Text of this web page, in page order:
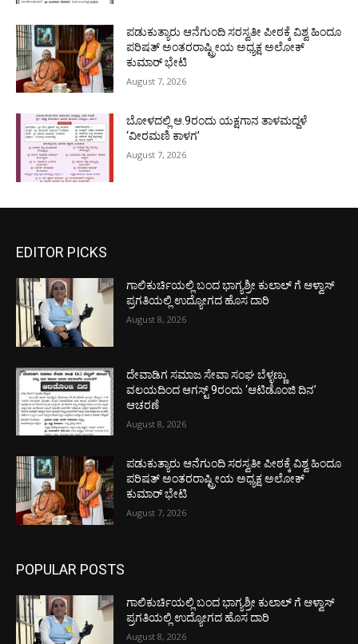
ಪಡುಕುತ್ಯಾರು ಆನೆಗುಂದಿ ಸರಸ್ವತೀ ಪೀಠಕ್ಕೆ ವಿಶ್ವ ಹಿಂದೂ
ಪರಿಷತ್ ಅಂತರರಾಷ್ಟ್ರೀಯ ಅಧ್ಯಕ್ಷ ಅಲೋಕ್
ಕುಮಾರ್ ಭೇಟಿ
August 7, 2026
ಬೋಳದಲ್ಲಿ ಆ.9ರಂದು ಯಕ್ಷಗಾನ ತಾಳಮದ್ದಳೆ
‘ವೀರಮಣಿ ಕಾಳಗ’
August 7, 2026
EDITOR PICKS
ಗಾಲಿಕುರ್ಚಿಯಲ್ಲಿ ಬಂದ ಭಾಗ್ಯಶ್ರೀ ಕುಲಾಲ್ ಗೆ ಆಳ್ವಾಸ್
ಪ್ರಗತಿಯಲ್ಲಿ ಉದ್ಯೋಗದ ಹೊಸ ದಾರಿ
August 8, 2026
ದೇವಾಡಿಗ ಸಮಾಜ ಸೇವಾ ಸಂಘ ಬೆಳ್ಳಣ್ಣು
ವಲಯದಿಂದ ಆಗಸ್ಟ್ 9ರಂದು ‘ಆಟಿಡೊಂಜಿ ದಿನ’
ಆಚರಣೆ
August 8, 2026
ಪಡುಕುತ್ಯಾರು ಆನೆಗುಂದಿ ಸರಸ್ವತೀ ಪೀಠಕ್ಕೆ ವಿಶ್ವ ಹಿಂದೂ
ಪರಿಷತ್ ಅಂತರರಾಷ್ಟ್ರೀಯ ಅಧ್ಯಕ್ಷ ಅಲೋಕ್
ಕುಮಾರ್ ಭೇಟಿ
August 7, 2026
POPULAR POSTS
ಗಾಲಿಕುರ್ಚಿಯಲ್ಲಿ ಬಂದ ಭಾಗ್ಯಶ್ರೀ ಕುಲಾಲ್ ಗೆ ಆಳ್ವಾಸ್
ಪ್ರಗತಿಯಲ್ಲಿ ಉದ್ಯೋಗದ ಹೊಸ ದಾರಿ
August 8, 2026